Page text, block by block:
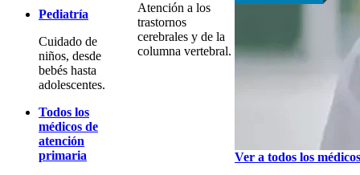
Pediatría
Cuidado de
niños, desde
bebés hasta
adolescentes.
Todos los
médicos de
atención
primaria
Atención a los
trastornos
cerebrales y de la
columna vertebral.
Ver a todos los médicos